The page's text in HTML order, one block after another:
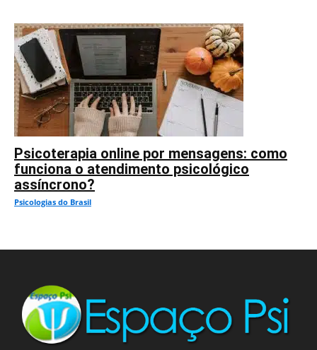
Psicoterapia online por mensagens: como
funciona o atendimento psicológico
assíncrono?
Psicologias do Brasil